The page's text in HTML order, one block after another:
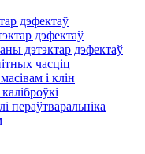
дэфектаў
дэфектаў
дэтэктар дэфектаў
часціц
і клін
пераўтваральніка